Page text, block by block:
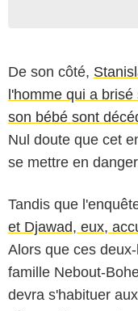
De son côté,
l'homme qui a
son bébé sont
Nul doute que cet
se mettre en
Tandis que
et Djawad, eux,
Alors que ces
famille Nebout-
devra s'habituer